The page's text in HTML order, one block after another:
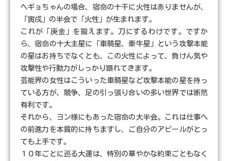
ヘギョちゃんの場合、宿命の十干に火性はありませんが、
「寅戌」の半会で「火性」が生まれます。
これが「庚金」を鍛えます。刀にするわけです。ですか
ら、宿命の十大主星に「車騎星、牽牛星」という攻撃本能
の星はお持ちでなくとも、この火性によって、負けん気や
攻撃性や行動力がしっかり顕れてきます。
芸能界の女性はこういった車騎星など攻撃本能の星を持っ
ている方が、競争、足の引っ張り合いの多い世界では断然
有利です。
それから、ヨン様にもあった宿命の大半会。これは仕事へ
の前進力を本質的に持ちますし、ご自分のアピールがとっ
ても上手です。
１０年ごとに巡る大運は、特別の華やかな約束ごともなく